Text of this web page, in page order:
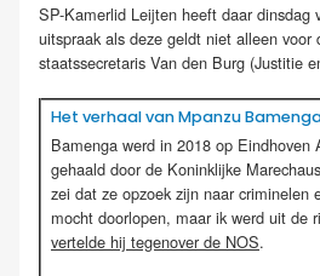
SP-Kamerlid Leijten heeft daar dinsdag
uitspraak als deze geldt niet alleen voor
staatssecretaris Van den Burg (Justitie
Het verhaal van Mpanzu
Bamenga werd in 2018 op Eindhoven
gehaald door de Koninklijke
zei dat ze opzoek zijn naar criminelen
mocht doorlopen, maar ik werd uit de
vertelde hij tegenover de NOS.